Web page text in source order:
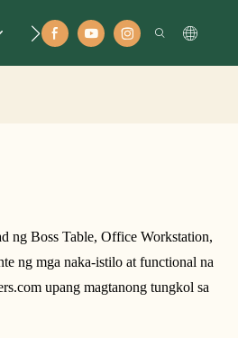
Mag-Ugod
ng Boss Table, Office Workstation,
ng mga naka-istilo at functional na
upang magtanong tungkol sa